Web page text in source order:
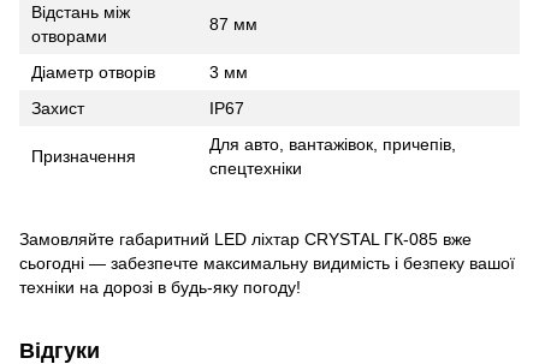
Відстань між
отворами
87 мм
Діаметр отворів
3 мм
Захист
IP67
Призначення
Для авто, вантажівок, причепів,
спецтехніки
Замовляйте габаритний LED ліхтар CRYSTAL ГК-085 вже
сьогодні — забезпечте максимальну видимість і безпеку вашої
техніки на дорозі в будь-яку погоду!
Відгуки